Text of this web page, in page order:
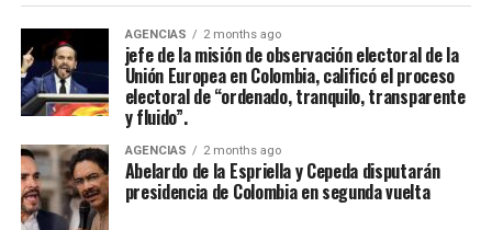
deciden recorrer el camino del diálogo, de la sensatez y
del entendimiento nacional, si optan por construir
acuerdos sobre la base del respeto mutuo y del interés
general, encontrarán en nosotros una disposición
sincera de concertación”, afirmó Cepeda, que le reiteró a
las urnas. Somos una parte fundamental de la nación.
Somos una fuerza política, social y cultural presente en
cada rincón del país. Somos la fuerza serena del cambio
AGENCIAS 2 months ago
jefe de la misión de observación electoral de la
Unión Europea en Colombia, calificó el proceso
electoral de “ordenado, tranquilo, transparente
y fluido”.
AGENCIAS 2 months ago
Abelardo de la Espriella y Cepeda disputarán
presidencia de Colombia en segunda vuelta